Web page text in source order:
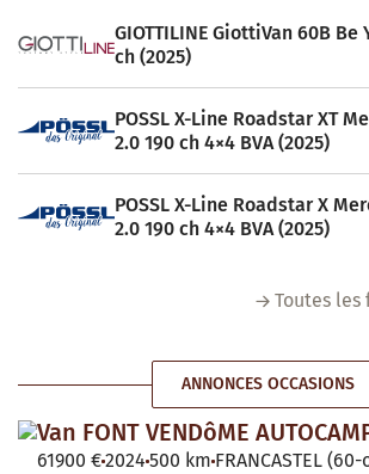
GIOTTILINE GiottiVan 60B Be
ch (2025)
POSSL X-Line Roadstar XT
2.0 190 ch 4×4 BVA (2025)
POSSL X-Line Roadstar X
2.0 190 ch 4×4 BVA (2025)
Toutes les
ANNONCES OCCASIONS
Van FONT VENDôME
61900 €2024 500 km FRANCASTEL